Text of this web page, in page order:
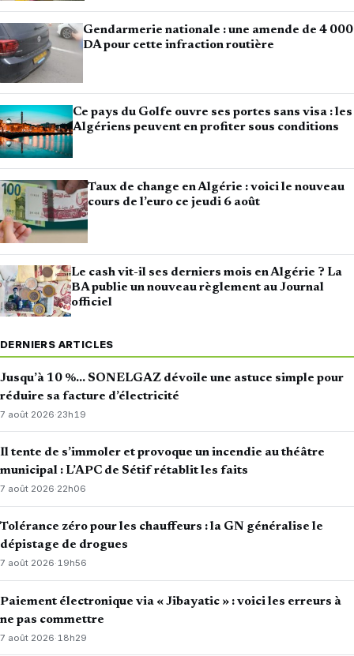
Gendarmerie nationale : une amende de 4 000
DA pour cette infraction routière
Ce pays du Golfe ouvre ses portes sans visa : les
Algériens peuvent en profiter sous conditions
Taux de change en Algérie : voici le nouveau
cours de l’euro ce jeudi 6 août
Le cash vit-il ses derniers mois en Algérie ? La
BA publie un nouveau règlement au Journal
officiel
DERNIERS ARTICLES
Jusqu’à 10 %… SONELGAZ dévoile une astuce simple pour
réduire sa facture d’électricité
7 août 2026·23h19
Il tente de s’immoler et provoque un incendie au théâtre
municipal : L’APC de Sétif rétablit les faits
7 août 2026·22h06
Tolérance zéro pour les chauffeurs : la GN généralise le
dépistage de drogues
7 août 2026·19h56
Paiement électronique via « Jibayatic » : voici les erreurs à
ne pas commettre
7 août 2026· 18h29